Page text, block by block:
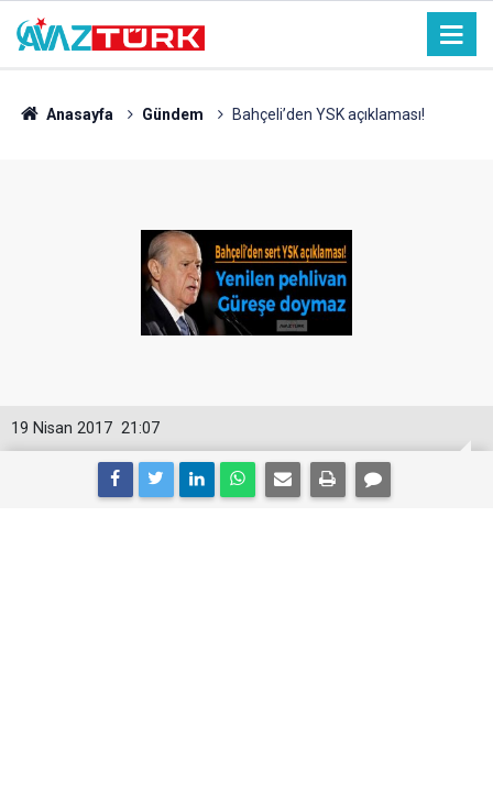
Anasayfa Gündem Bahçeli’den YSK açıklaması!
21:07
19 Nisan 2017